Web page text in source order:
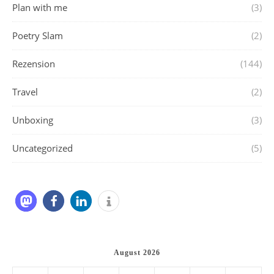
Plan with me (3)
Poetry Slam (2)
Rezension (144)
Travel (2)
Unboxing (3)
Uncategorized (5)
August 2026